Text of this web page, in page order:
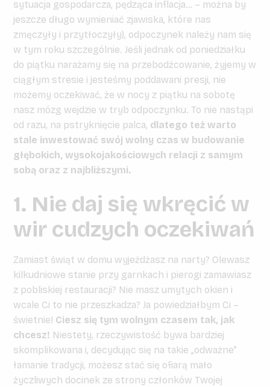
sytuacja gospodarcza, pędząca inflacja… – można by
jeszcze długo wymieniać zjawiska, które nas
zmęczyły i przytłoczyły), odpoczynek należy nam się
w tym roku szczególnie. Jeśli jednak od poniedziałku
do piątku narażamy się na przebodźcowanie, żyjemy w
ciągłym stresie i jesteśmy poddawani presji, nie
możemy oczekiwać, że w nocy z piątku na sobotę
nasz mózg wejdzie w tryb odpoczynku. To nie nastąpi
od razu, na pstryknięcie palca, dlatego też warto
stale inwestować swój wolny czas w budowanie
głębokich, wysokojakościowych relacji z samym
sobą oraz z najbliższymi.
1. Nie daj się wkręcić w
wir cudzych oczekiwań
Zamiast świąt w domu wyjeżdżasz na narty? Olewasz
kilkudniowe stanie przy garnkach i pierogi zamawiasz
z pobliskiej restauracji? Nie masz umytych okien i
wcale Ci to nie przeszkadza? Ja powiedziałbym Ci –
świetnie! Ciesz się tym wolnym czasem tak, jak
chcesz! Niestety, rzeczywistość bywa bardziej
skomplikowana i, decydując się na takie „odważne”
łamanie tradycji, możesz stać się ofiarą mało
życzliwych docinek ze strony członków Twojej